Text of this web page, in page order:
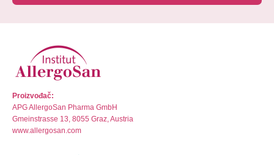
Proizvođač:
APG AllergoSan Pharma GmbH
Gmeinstrasse 13, 8055 Graz, Austria
www.allergosan.com